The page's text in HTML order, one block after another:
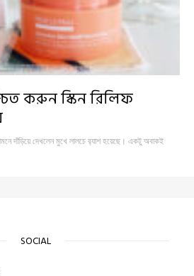
করুন স্কিন রিলিফ
দাঁড়িয়ে দেখলেন মুখে লালচে র‍্যাশ হয়েছে। একটু অবাকই
SOCIAL